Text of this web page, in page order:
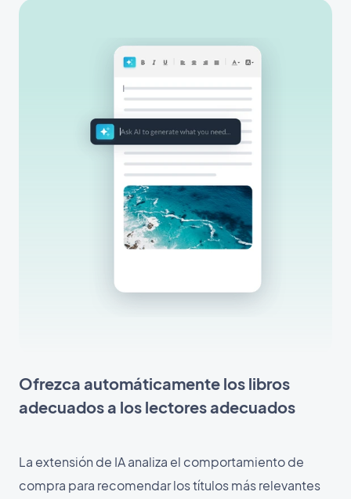
Ofrezca automáticamente los libros
adecuados a los lectores adecuados
La extensión de IA analiza el comportamiento de
compra para recomendar los títulos más relevantes